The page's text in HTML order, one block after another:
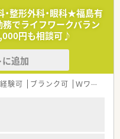
整形外科・眼科★福島有
でライフワークバラン
円も相談可♪
追加
験可 ブランク可 Ｗワーク可